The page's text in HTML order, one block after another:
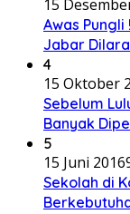
15
Awas Pungli
Jabar
4
15 Oktober
Sebelum
Banyak
5
15 Juni 2016
Sekolah di